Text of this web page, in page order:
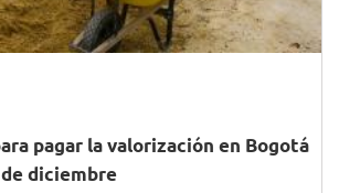
pagar la valorización en Bogotá
diciembre